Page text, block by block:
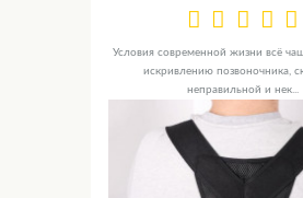
Условия современной жизни всё
искривлению позвоночника,
неправильной и нек...